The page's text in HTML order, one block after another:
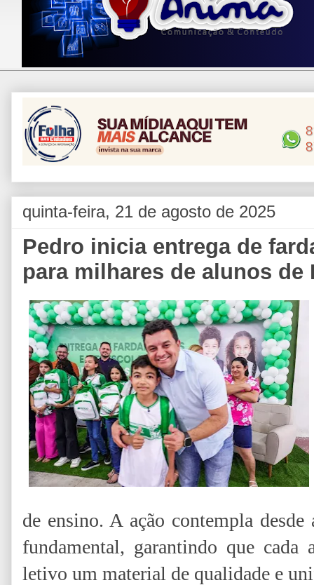
quinta-feira, 21 de agosto de 2025
Pedro inicia entrega de
para milhares de alunos de
de ensino. A ação contempla
fundamental, garantindo que
letivo um material de qualidade e